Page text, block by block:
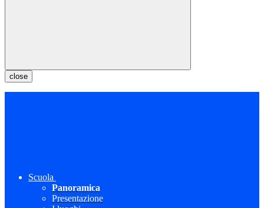
close
Scuola
Panoramica
Presentazione